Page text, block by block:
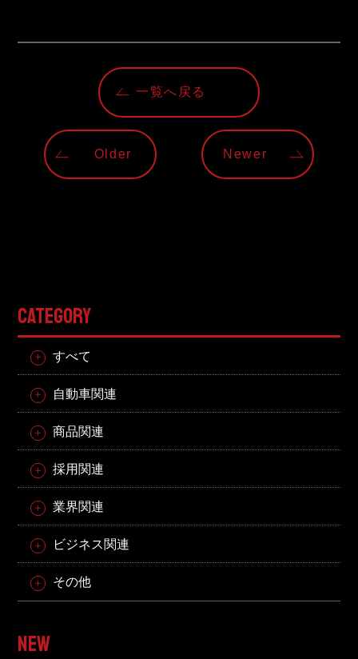
TOHO GROUP INSTAGRAM
YouTube 一覧へ戻る
Older Newer
CATEGORY
すべて
自動車関連
商品関連
採用関連
業界関連
ビジネス関連
その他
NEW